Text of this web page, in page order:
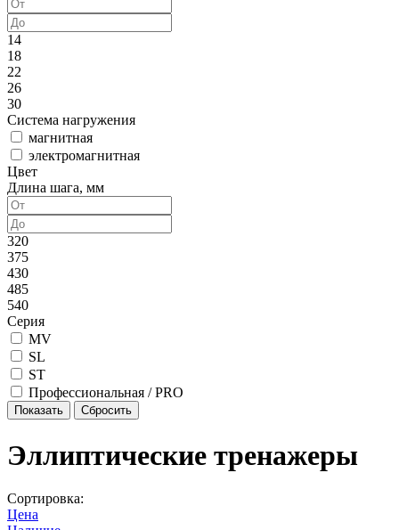
14
18
22
26
30
Система нагружения
магнитная
электромагнитная
Цвет
Длина шага, мм
320
375
430
485
540
Серия
MV
SL
ST
Профессиональная / PRO
Эллиптические тренажеры
Сортировка:
Цена